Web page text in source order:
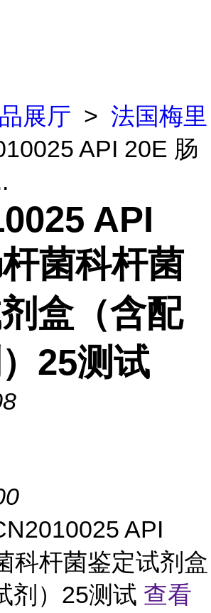
展厅 > 法国梅里
API 20E 肠
API
菌科杆菌
盒（含配
25测试
API
科杆菌鉴定试剂盒
剂）25测试 查看